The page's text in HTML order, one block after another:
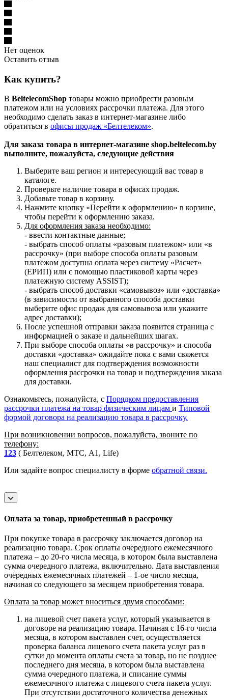
Нет оценок
Оставить отзыв
Как купить?
В BeltelecomShop товары можно приобрести разовым
платежом или на условиях рассрочки платежа. Для этого
необходимо сделать заказ в интернет-магазине либо
обратиться в офисы продаж «Белтелеком».
Для заказа товара в интернет-магазине shop.beltelecom.by
выполните, пожалуйста, следующие действия
Выберите ваш регион и интересующий вас товар в
каталоге.
Проверьте наличие товара в офисах продаж.
Добавьте товар в корзину.
Нажмите кнопку «Перейти к оформлению» в корзине,
чтобы перейти к оформлению заказа.
Для оформления заказа необходимо:
- ввести контактные данные;
- выбрать способ оплаты «разовым платежом» или «в
рассрочку» (при выборе способа оплаты разовым
платежом доступна оплата через систему «Расчет»
(ЕРИП) или с помощью пластиковой карты через
платежную систему ASSIST);
- выбрать способ доставки «самовывоз» или «доставка»
(в зависимости от выбранного способа доставки
выберите офис продаж для самовывоза или укажите
адрес доставки);
После успешной отправки заказа появится страница с
информацией о заказе и дальнейших шагах.
При выборе способа оплаты «в рассрочку» и способа
доставки «доставка» ожидайте пока с вами свяжется
наш специалист для подтверждения возможности
оформления рассрочки на товар и подтверждения заказа
для доставки.
Ознакомьтесь, пожалуйста, с Порядком предоставления
рассрочки платежа на товар физическим лицам и Типовой
формой договора на реализацию товара в рассрочку.
При возникновении вопросов, пожалуйста, звоните по
телефону:
123 ( Белтелеком, МТС, A1, Life)
Или задайте вопрос специалисту в форме обратной связи.
Оплата за товар, приобретенный в рассрочку
При покупке товара в рассрочку заключается договор на
реализацию товара. Срок оплаты очередного ежемесячного
платежа – до 20-го числа месяца, в котором была выставлена
сумма очередного платежа, включительно. Дата выставления
очередных ежемесячных платежей – 1-ое число месяца,
начиная со следующего за месяцем приобретения товара.
Оплата за товар может вноситься двумя способами:
на лицевой счет пакета услуг, который указывается в
договоре на реализацию товара. Начиная с 16-го числа
месяца, в котором выставлен счет, осуществляется
проверка баланса лицевого счета пакета услуг раз в
сутки до момента оплаты счета за товар, но не позднее
последнего дня месяца, в котором была выставлена
сумма очередного платежа, и списание суммы
ежемесячного платежа с лицевого счета пакета услуг.
При отсутствии достаточного количества денежных